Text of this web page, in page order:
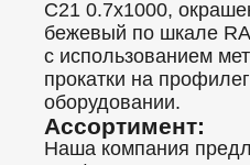
C21 0.7x1000,
бежевый по шкале
с использованием
прокатки на
оборудовании.
Ассортимент:
Наша компания